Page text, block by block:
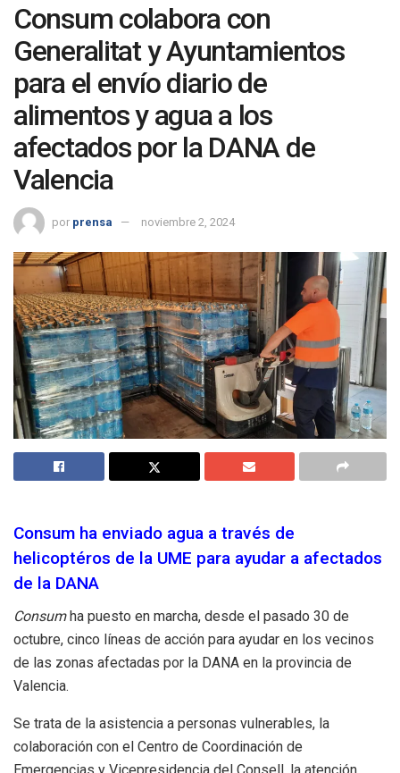
Consum colabora con
Generalitat y Ayuntamientos
para el envío diario de
alimentos y agua a los
afectados por la DANA de
Valencia
por prensa noviembre 2, 2024
Consum ha enviado agua a través de
helicoptéros de la UME para ayudar a afectados
de la DANA
Consumha puesto en marcha, desde el pasado 30 de
octubre, cinco líneas de acción para ayudar en los vecinos
de las zonas afectadas por la DANA en la provincia de
Valencia.
Se trata de la asistencia a personas vulnerables, la
colaboración con el Centro de Coordinación de